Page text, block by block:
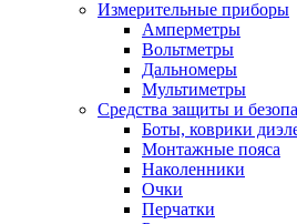
Измерительные приборы
Амперметры
Вольтметры
Дальномеры
Мультиметры
Средства защиты и
Боты, коврики
Монтажные пояса
Наколенники
Очки
Перчатки